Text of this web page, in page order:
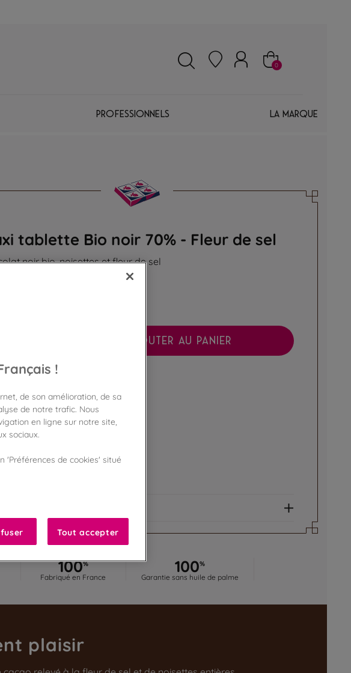
0
Professionnels La marque
tablette Bio noir 70% - Fleur de sel
noir bio, noisettes et fleur de sel
AJOUTER AU PANIER
Frais de port offert
dès 50€ d'achat
Gagnez 8 points de fidélité !
100%
Fabriqué en France 100%
Garantie sans huile de palme
plaisir
!
de son amélioration, de sa
de notre trafic. Nous
en ligne sur notre site,
sociaux.
'Préférences de cookies' situé
Tout accepter